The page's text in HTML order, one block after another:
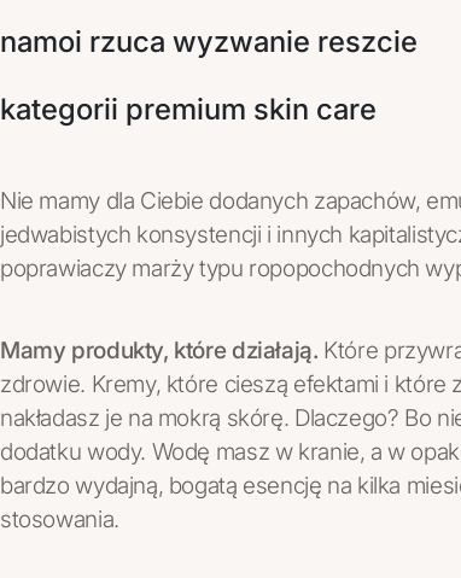
namoi rzuca wyzwanie reszcie
kategorii premium skin care
Nie mamy dla Ciebie dodanych zapachów,
jedwabistych konsystencji i innych
poprawiaczy marży typu ropopochodnych
Mamy produkty, które działają. Które
zdrowie. Kremy, które cieszą efektami i które
nakładasz je na mokrą skórę. Dlaczego? Bo
dodatku wody. Wodę masz w kranie, a w
bardzo wydajną, bogatą esencję na kilka
stosowania.